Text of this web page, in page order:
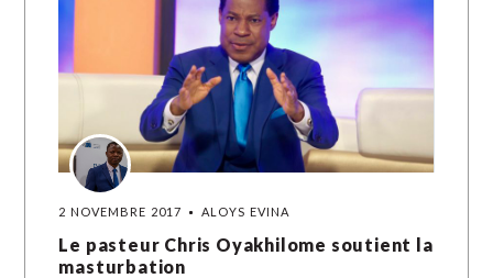
2 NOVEMBRE 2017 ALOYS EVINA
Le pasteur Chris Oyakhilome soutient la
masturbation